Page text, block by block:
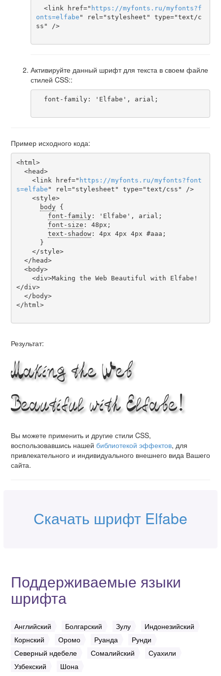
  <link href="
https ://myfonts . ru /myfonts?f
onts=elfabe " rel="stylesheet" type="text/c
ss" />
Активируйте данный шрифт для текста в своем файле
стилей CSS::
Пример исходного кода:
<html>
    <link href="
https ://myfonts . ru /myfonts?font
s=elfabe " rel="stylesheet" type="text/css" />
body {
font-family: 'Elfabe', arial;
font-size : 48px;
text-shadow: 4px 4px 4px #aaa;
</div>
</html>
Результат:
Making the Web
Beautiful with Elfabe!
Вы можете применить и другие стили CSS,
воспользовавшись нашей библиотекой эффектов, для
привлекательного и индивидуального внешнего вида Вашего
сайта.
Скачать шрифт Elfabe
Поддерживаемые языки
шрифта
Английский Болгарский Зулу
Индонезийский
Корнский
Оромо Руанда
Рунди
Северный ндебеле
Сомалийский
Суахили
Узбекский
Шона